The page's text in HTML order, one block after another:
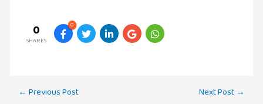
0
SHARES
0
Post
← Previous Post Next Post →